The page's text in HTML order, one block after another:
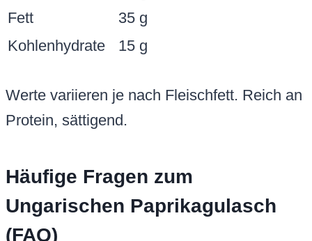
Fett
35 g
Kohlenhydrate
15 g
Werte variieren je nach Fleischfett. Reich an
Protein, sättigend.
Häufige Fragen zum
Ungarischen Paprikagulasch
(FAQ)